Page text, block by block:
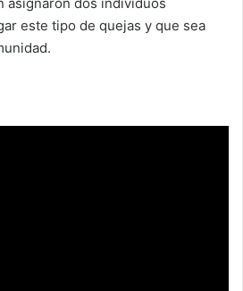
este tipo de quejas y que sea